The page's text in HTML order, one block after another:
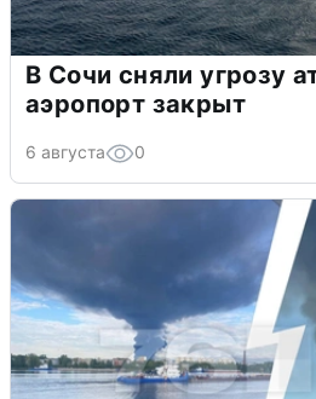
В Сочи сняли угрозу
аэропорт закрыт
6 августа 0